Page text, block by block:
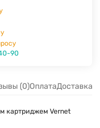
90
(0)ОплатаДоставка
картриджем Vernet